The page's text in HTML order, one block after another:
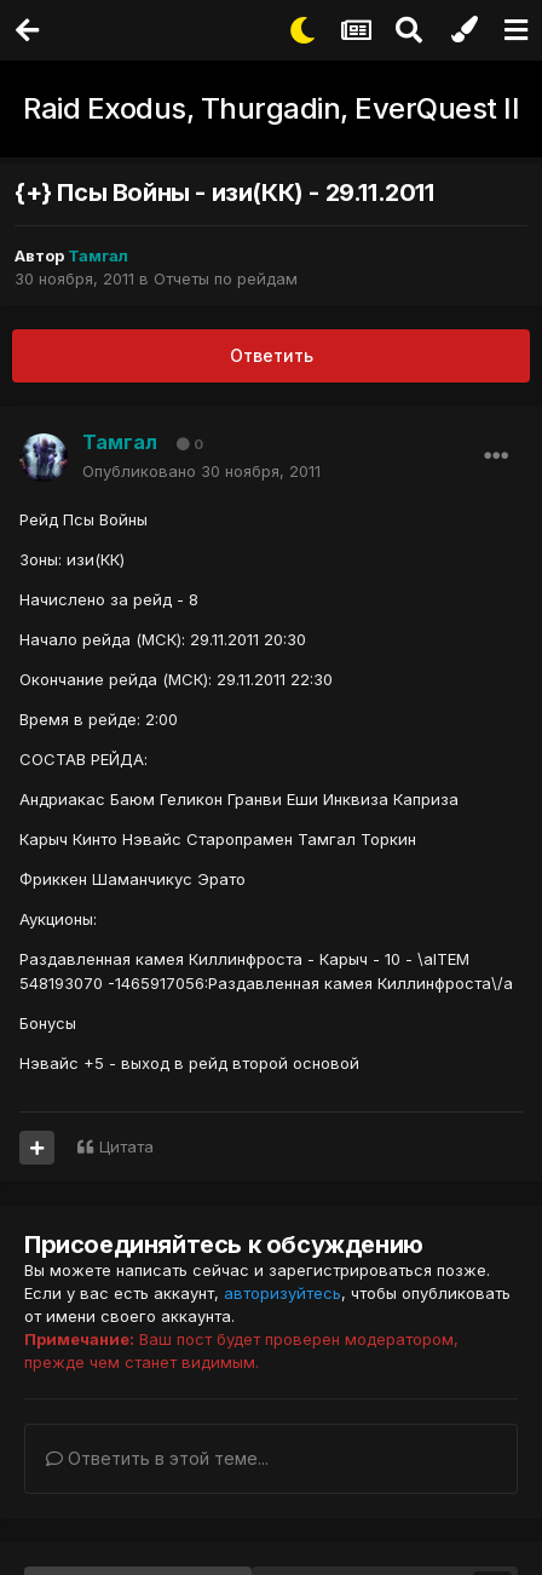
Raid Exodus, Thurgadin, EverQuest II
{+} Псы Войны - изи(КК) - 29.11.2011
Автор Тамгал
30 ноября, 2011 в Отчеты по рейдам
Ответить
Тамгал 0
Опубликовано 30 ноября, 2011
Рейд Псы Войны
Зоны: изи(КК)
Начислено за рейд - 8
Начало рейда (МСК): 29.11.2011 20:30
Окончание рейда (МСК): 29.11.2011 22:30
Время в рейде: 2:00
СОСТАВ РЕЙДА:
Андриакас Баюм Геликон Гранви Еши Инквиза Каприза
Карыч Кинто Нэвайс Старопрамен Тамгал Торкин
Фриккен Шаманчикус Эрато
Аукционы:
Раздавленная камея Киллинфроста - Карыч - 10 - \aITEM
548193070 -1465917056:Раздавленная камея Киллинфроста\/a
Бонусы
Нэвайс +5 - выход в рейд второй основой
Цитата
Присоединяйтесь к обсуждению
Вы можете написать сейчас и зарегистрироваться позже.
Если у вас есть аккаунт, авторизуйтесь, чтобы опубликовать
от имени своего аккаунта.
Примечание: Ваш пост будет проверен модератором,
прежде чем станет видимым.
Ответить в этой теме...